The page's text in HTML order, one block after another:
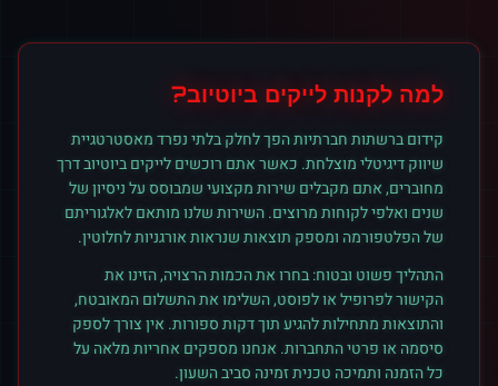
למה לקנות לייקים ביוטיוב?
קידום ברשתות חברתיות הפך לחלק בלתי נפרד מאסטרטגיית
שיווק דיגיטלי מוצלחת. כאשר אתם רוכשיםלייקיםביוטיובדרך
מחוברים, אתם מקבלים שירות מקצועי שמבוסס על ניסיון של
שנים ואלפי לקוחות מרוצים. השירות שלנו מותאם לאלגוריתם
של הפלטפורמה ומספק תוצאות שנראות אורגניות לחלוטין.
התהליך פשוט ובטוח: בחרו את הכמות הרצויה, הזינו את
הקישור לפרופיל או לפוסט, השלימו את התשלום המאובטח,
והתוצאות מתחילות להגיע תוך דקות ספורות. אין צורך לספק
סיסמה או פרטי התחברות. אנחנו מספקים אחריות מלאה על
כל הזמנה ותמיכה טכנית זמינה סביב השעון.